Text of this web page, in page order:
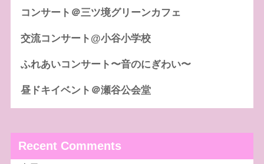
コンサート＠三ツ境グリーンカフェ
交流コンサート@小谷小学校
ふれあいコンサート〜音のにぎわい〜
昼ドキイベント＠瀬谷公会堂
Recent Comments